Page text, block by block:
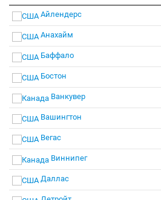
Айлендерс
Анахайм
Баффало
Бостон
Ванкувер
Вашингтон
Вегас
Виннипег
Даллас